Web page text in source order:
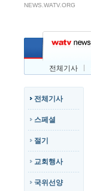
NEWS.WATV.ORG
전체기사
전체기사
스페셜
절기
교회행사
국위선양